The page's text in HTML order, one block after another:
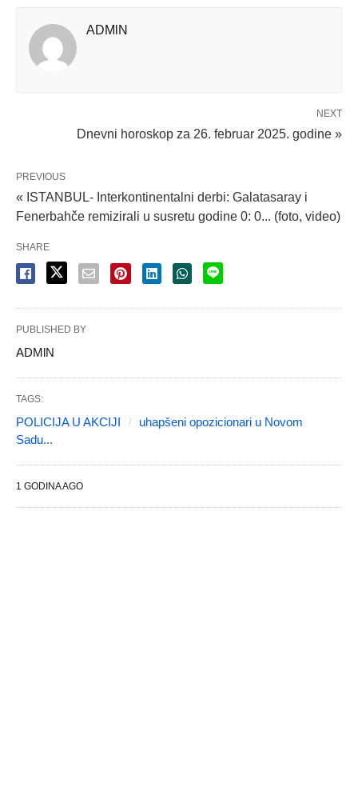
ADMlN
NEXT
Dnevni horoskop za 26. februar 2025. godine »
PREVIOUS
« ISTANBUL- Interkontinentalni derbi: Galatasaray i
Fenerbahče remizirali u susretu godine 0: 0... (foto, video)
SHARE
PUBLISHED BY
ADMlN
TAGS:
POLICIJA U AKCIJI
uhapšeni opozicionari u Novom
Sadu...
1 GODINA AGO